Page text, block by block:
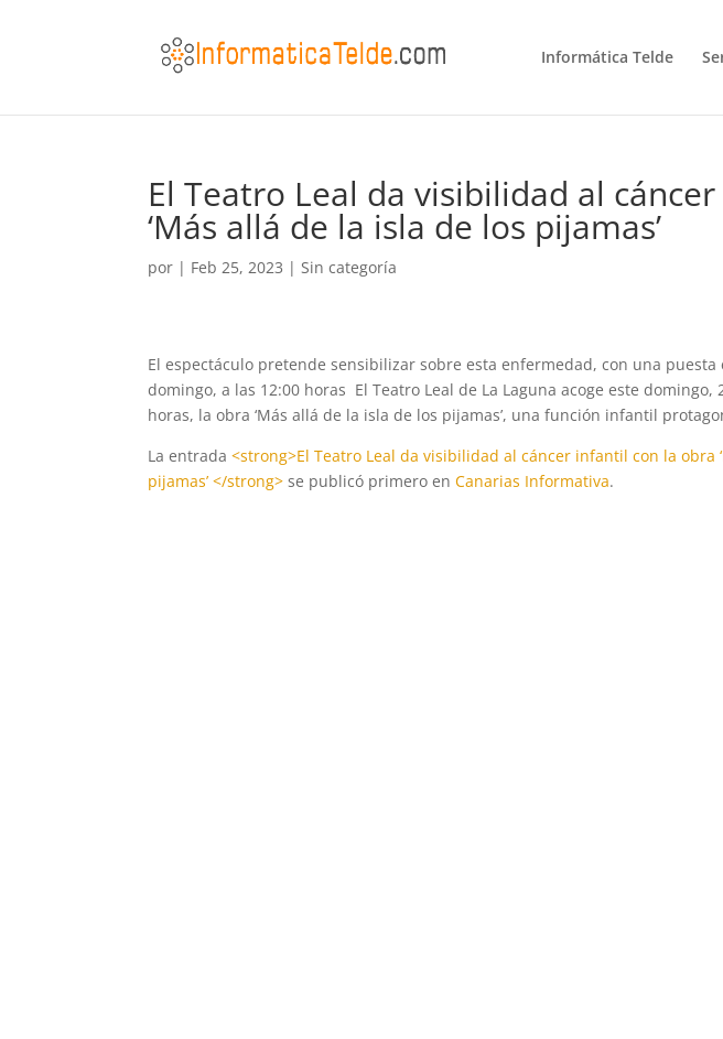
Informática Telde
El Teatro Leal da visibilidad al
‘Más allá de la isla de los pijamas’
por | Feb 25, 2023 |Sin categoría
El espectáculo pretende sensibilizar sobre esta enfermedad, con una
domingo, a las 12:00 horas El Teatro Leal de La Laguna acoge este
horas, la obra ‘Más allá de la isla de los pijamas’, una función infantil
La entrada<strong>El Teatro Leal da visibilidad al cáncer infantil con la obra
pijamas’ </strong> se publicó primero enCanarias Informativa.